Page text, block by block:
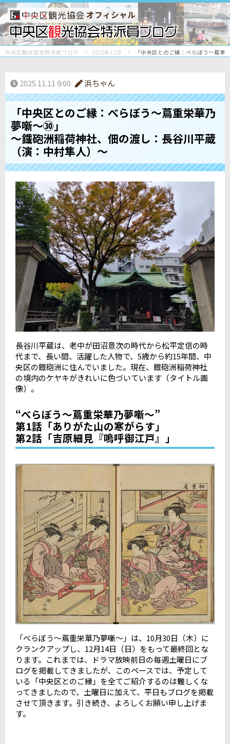
オフィシャル
中央区観光協会特派員ブログ 2025年11月 「中央区とのご縁：べらぼう〜蔦
2025.11.11 9:00 浜ちゃん
「中央区とのご縁：べらぼう〜蔦重栄華乃
夢噺〜㉚」
～鐡砲洲稲荷神社、佃の渡し：長谷川平蔵
（演：中村隼人）～
長谷川平蔵は、老中が田沼意次の時代から松平定信の時
代まで、長い間、活躍した人物で、 5歳から約15年間、中
央区の鐡砲洲に住んでいました。現在、鐡砲洲稲荷神社
の境内のケヤキがきれいに色づいています（タイトル画
像）。
“べらぼう〜蔦重栄華乃夢噺〜”
第1話「ありがた山の寒がらす」
第2話「吉原細見『嗚呼御江戸』」
「べらぼう〜蔦重栄華乃夢噺〜」は、 10月30日（木）に
クランクアップし、 12月14日（日）をもって最終回とな
ります。これまでは、ドラマ放映前日の毎週土曜日にブ
ログを掲載してきましたが、このペースでは、予定して
いる「中央区とのご縁」を全てご紹介するのは難しくな
ってきましたので、土曜日に加えて、平日もブログを掲載
させて頂きます。引き続き、よろしくお願い申し上げま
す。